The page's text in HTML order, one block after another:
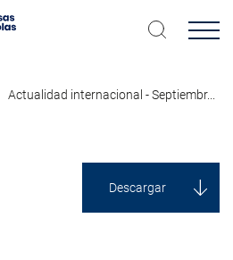
Actualidad internacional - Septiembr...
Descargar